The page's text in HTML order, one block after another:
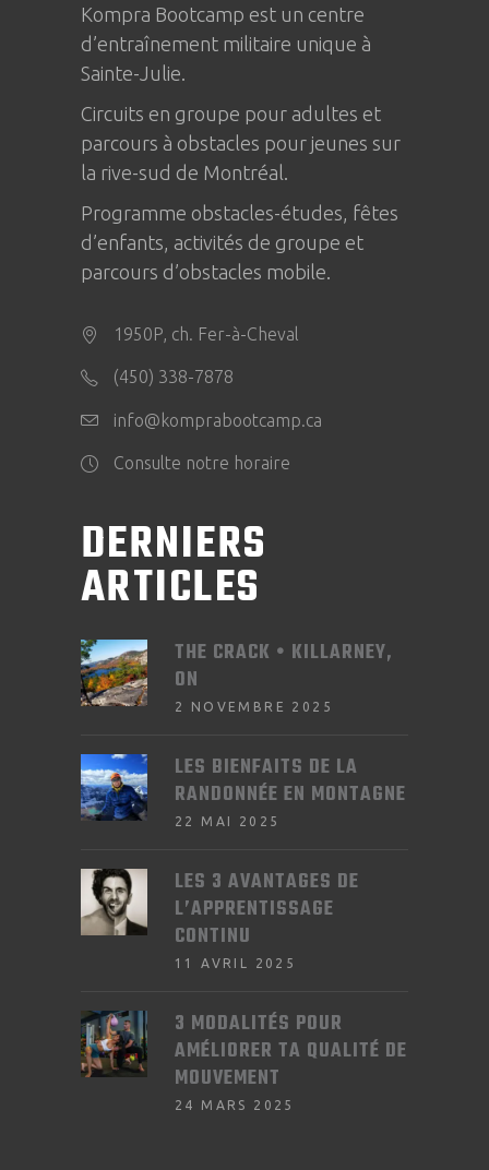
Kompra Bootcamp est un centre
d’entraînement militaire unique à
Sainte-Julie
Circuits en groupe pour adultes et
parcours à obstacles pour jeunes sur
la rive-sud de Montréal.
Programme obstacles-études, fêtes
d’enfants, activités de groupe et
parcours d’obstacles mobile.
1950P, ch. Fer-à-Cheval
(450) 338-7878
info@komprabootcamp.ca
Consulte notre horaire
DERNIERS
ARTICLES
THE CRACK • KILLARNEY,
ON
2 NOVEMBRE 2025
LES BIENFAITS DE LA
RANDONNÉE EN MONTAGNE
22 MAI 2025
LES 3 AVANTAGES DE
L’APPRENTISSAGE
CONTINU
11 AVRIL 2025
3 MODALITÉS POUR
AMÉLIORER TA QUALITÉ DE
MOUVEMENT
24 MARS 2025